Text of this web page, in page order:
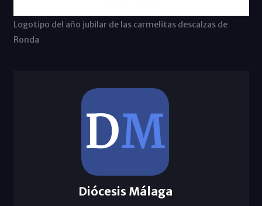
Logotipo del año jubilar de las carmelitas descalzas de
Ronda
Diócesis Málaga